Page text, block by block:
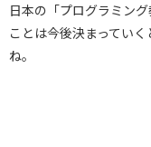
日本の「プログラミン
ことは今後決まってい
ね。